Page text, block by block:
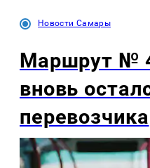
Новости Самары
Маршрут №
вновь
перевозчика